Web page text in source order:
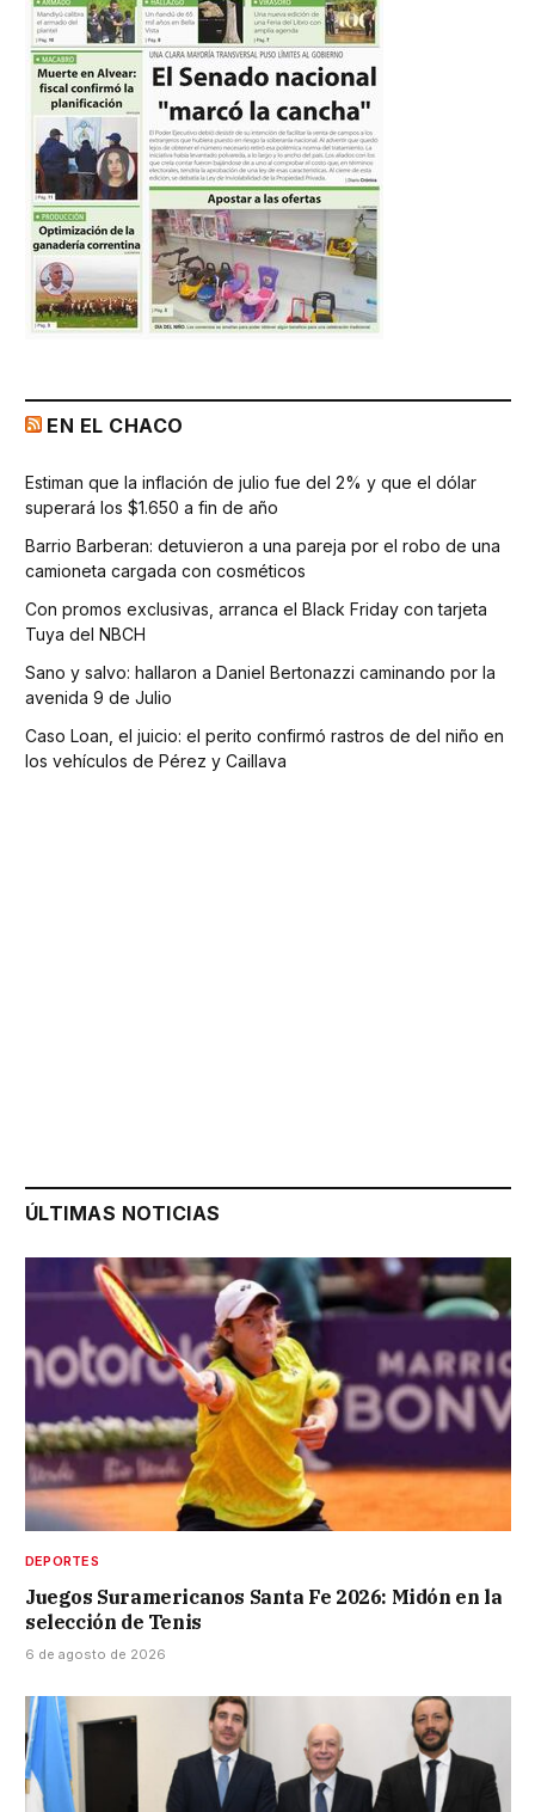
EN EL CHACO
Estiman que la inflación de julio fue del 2% y que el dólar
superará los $1.650 a fin de año
Barrio Barberan: detuvieron a una pareja por el robo de una
camioneta cargada con cosméticos
Con promos exclusivas, arranca el Black Friday con tarjeta
Tuya del NBCH
Sano y salvo: hallaron a Daniel Bertonazzi caminando por la
avenida 9 de Julio
Caso Loan, el juicio: el perito confirmó rastros de del niño en
los vehículos de Pérez y Caillava
ÚLTIMAS NOTICIAS
DEPORTES
Juegos Suramericanos Santa Fe 2026: Midón en la
selección de Tenis
6 de agosto de 2026